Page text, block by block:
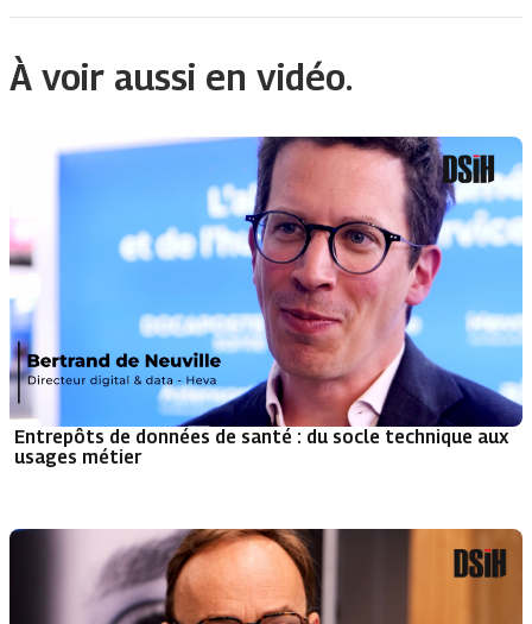
À voir aussi en vidéo.
Entrepôts de données de santé : du socle technique aux
usages métier